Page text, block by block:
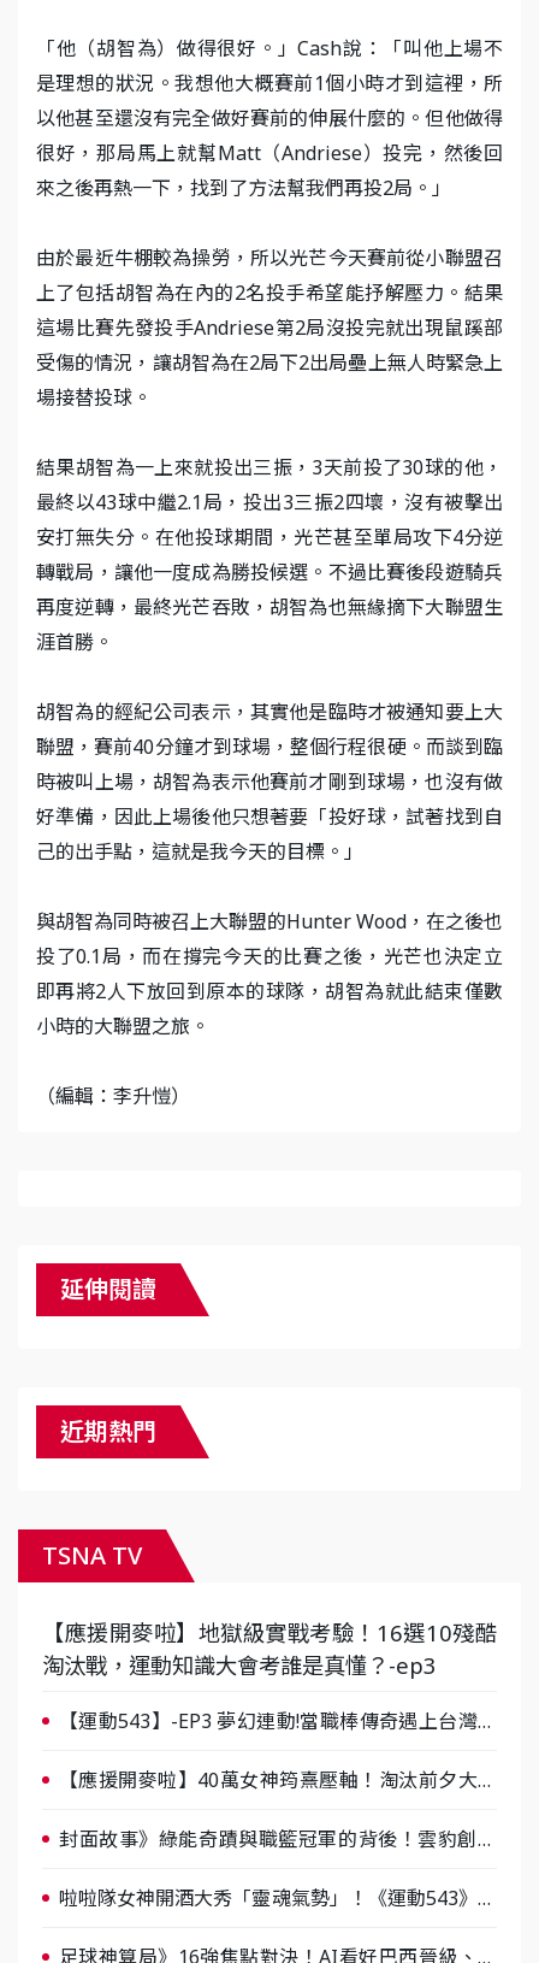
「他（胡智為）做得很好。」Cash說：「叫他上場不
是理想的狀況。我想他大概賽前1個小時才到這裡，所
以他甚至還沒有完全做好賽前的伸展什麼的。但他做得
很好，那局馬上就幫Matt（Andriese）投完，然後回
來之後再熱一下，找到了方法幫我們再投2局。」
由於最近牛棚較為操勞，所以光芒今天賽前從小聯盟召
上了包括胡智為在內的2名投手希望能抒解壓力。結果
這場比賽先發投手Andriese第2局沒投完就出現鼠蹊部
受傷的情況，讓胡智為在2局下2出局壘上無人時緊急上
場接替投球。
結果胡智為一上來就投出三振，3天前投了30球的他，
最終以43球中繼2.1局，投出3三振2四壞，沒有被擊出
安打無失分。在他投球期間，光芒甚至單局攻下4分逆
轉戰局，讓他一度成為勝投候選。不過比賽後段遊騎兵
再度逆轉，最終光芒吞敗，胡智為也無緣摘下大聯盟生
涯首勝。
胡智為的經紀公司表示，其實他是臨時才被通知要上大
聯盟，賽前40分鐘才到球場，整個行程很硬。而談到臨
時被叫上場，胡智為表示他賽前才剛到球場，也沒有做
好準備，因此上場後他只想著要「投好球，試著找到自
己的出手點，這就是我今天的目標。」
與胡智為同時被召上大聯盟的Hunter Wood，在之後也
投了0.1局，而在撐完今天的比賽之後，光芒也決定立
即再將2人下放回到原本的球隊，胡智為就此結束僅數
小時的大聯盟之旅。
​（編輯：李升愷）
延伸閱讀
近期熱門
TSNA TV
【應援開麥啦】地獄級實戰考驗！16選10殘酷
淘汰戰，運動知識大會考誰是真懂？-ep3
【運動543】-EP3 夢幻連動!當職棒傳奇遇上台灣女
【應援開麥啦】40萬女神筠熹壓軸！淘汰前夕大混
封面故事》綠能奇蹟與職籃冠軍的背後！雲豹創辦
啦啦隊女神開酒大秀「靈魂氣勢」！《運動543》微
足球神算局》16強焦點對決！AI看好巴西晉級、數